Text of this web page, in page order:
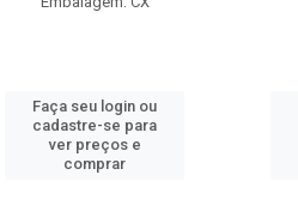
Faça seu login ou
cadastre-se para
ver preços e
comprar